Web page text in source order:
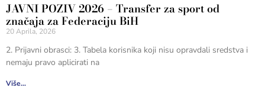
JAVNI POZIV 2026 – Transfer za sport od
značaja za Federaciju BiH
20 Aprila, 2026
2. Prijavni obrasci: 3. Tabela korisnika koji nisu opravdali sredstva i
nemaju pravo aplicirati na
Više...